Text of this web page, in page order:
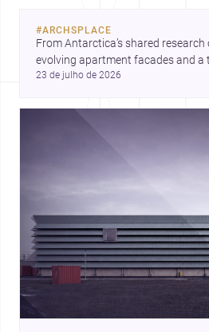
#ARCHSPLACE
From Antarctica’s shared research
evolving apartment facades and a
Amman, these projects show how
23 de julho de 2026